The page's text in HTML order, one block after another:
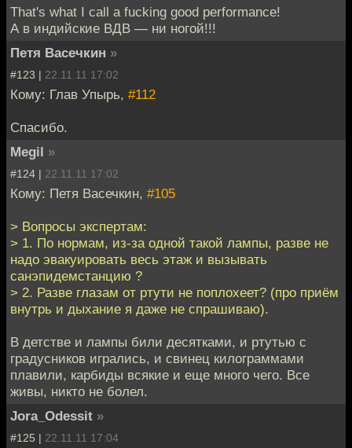
That's what I call a fucking good performance!
А в индийские ВДВ — ни ногой!!!
Петя Васечкин »
#123 | 22.11.11 17:02
Кому: Глав Упырь, #112
Спасибо.
Megil »
#124 | 22.11.11 17:02
Кому: Петя Васечкин, #105
> Вопросы экспертам:
> 1. По нормам, из-за одной такой лампы, разве не
надо эвакуировать весь этаж и вызывать
санэпидемстанцию ?
> 2. Разве глазам от ртути не поплохеет? (про приём
внутрь и дыхание я даже не спрашиваю).
В детстве и лампы били десятками, и ртутью с
градусников игрались, и свинец килограммами
плавили, карбиды всякие и еще много чего. Все
живы, никто не болел.
Jora_Odessit »
#125 | 22.11.11 17:04